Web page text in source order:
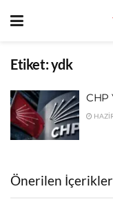
Etiket:ydk
CHP
Önerilen İçerikler